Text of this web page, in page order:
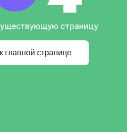
страницу
главной странице